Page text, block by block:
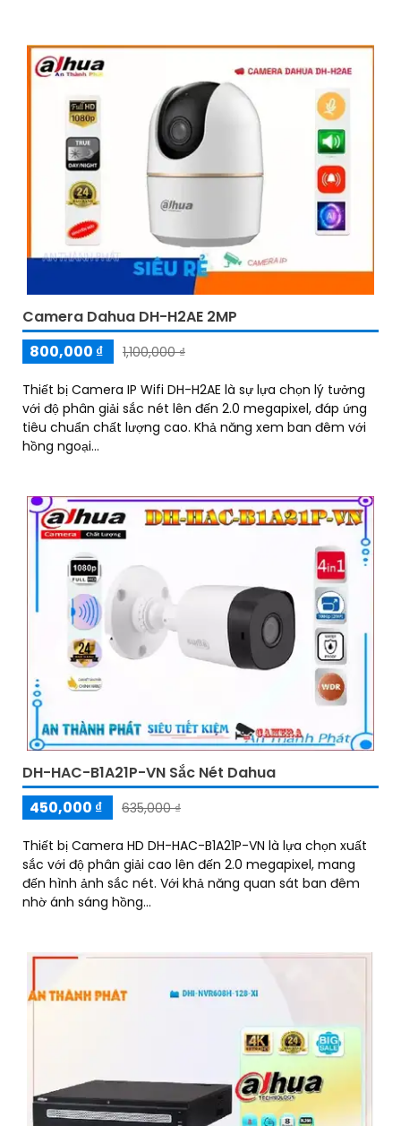
Camera Dahua DH-H2AE 2MP
800,000 ₫
1,100,000 ₫
Thiết bị Camera IP Wifi DH-H2AE là sự lựa chọn lý tưởng
với độ phân giải sắc nét lên đến 2.0 megapixel, đáp ứng
tiêu chuẩn chất lượng cao. Khả năng xem ban đêm với
hồng ngoại...
DH-HAC-B1A21P-VN Sắc Nét Dahua
450,000 ₫
635,000 ₫
Thiết bị Camera HD DH-HAC-B1A21P-VN là lựa chọn xuất
sắc với độ phân giải cao lên đến 2.0 megapixel, mang
đến hình ảnh sắc nét. Với khả năng quan sát ban đêm
nhờ ánh sáng hồng...